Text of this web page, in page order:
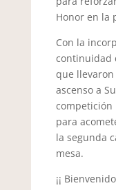
Honor en la
Con la
continuidad
que
ascenso a
competición
para
la segunda
mesa.
¡¡